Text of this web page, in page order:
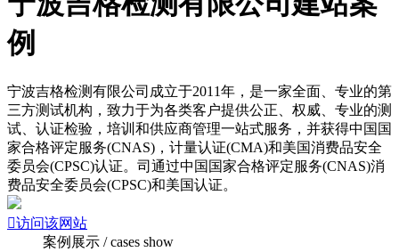
例
宁波吉格检测有限公司成立于2011年，是一家全面、专业的第
三方测试机构，致力于为各类客户提供公正、权威、专业的测
试、认证检验，培训和供应商管理一站式服务，并获得中国国
家合格评定服务(CNAS)，计量认证(CMA)和美国消费品安全
委员会(CPSC)认证。司通过中国国家合格评定服务(CNAS)消
费品安全委员会(CPSC)和美国认证。
访问该网站
案例展示 / cases show